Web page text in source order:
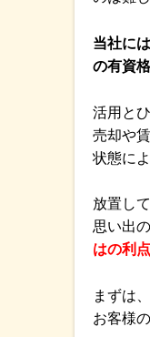
当社には
の有資
活用と
売却や
状態に
放置し
思い出
はの利
まずは
お客様